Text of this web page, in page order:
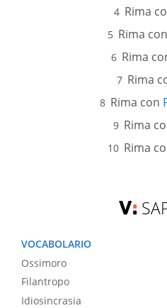
Rima
Rima con
Rima
Rima
Rima con
Rima
Rima
VOCABOLARIO
Ossimoro
Filantropo
Idiosincrasia